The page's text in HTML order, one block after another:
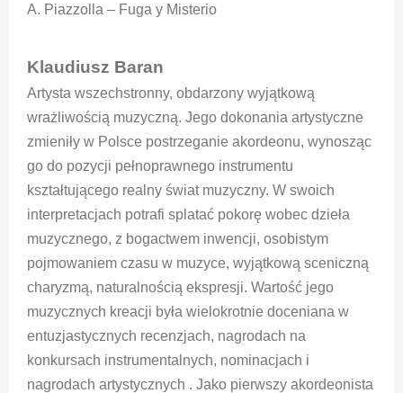
A. Piazzolla – Fuga y Misterio
Klaudiusz Baran
Artysta wszechstronny, obdarzony wyjątkową
wrażliwością muzyczną. Jego dokonania artystyczne
zmieniły w Polsce postrzeganie akordeonu, wynosząc
go do pozycji pełnoprawnego instrumentu
kształtującego realny świat muzyczny. W swoich
interpretacjach potrafi splatać pokorę wobec dzieła
muzycznego, z bogactwem inwencji, osobistym
pojmowaniem czasu w muzyce, wyjątkową sceniczną
charyzmą, naturalnością ekspresji. Wartość jego
muzycznych kreacji była wielokrotnie doceniana w
entuzjastycznych recenzjach, nagrodach na
konkursach instrumentalnych, nominacjach i
nagrodach artystycznych . Jako pierwszy akordeonista